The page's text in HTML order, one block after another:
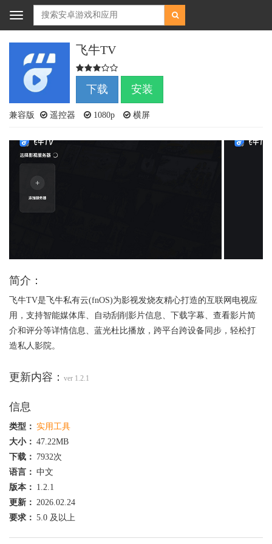
Toggle
navigation
飞牛TV
下载 安装
兼容版 遥控器 1080p 横屏
简介：
飞牛TV是飞牛私有云(fnOS)为影视发烧友精心打造的互联网电视应
用，支持智能媒体库、自动刮削影片信息、下载字幕、查看影片简
介和评分等详情信息、蓝光杜比播放，跨平台跨设备同步，轻松打
造私人影院。
更新内容： ver 1.2.1
信息
类型： 实用工具
大小： 47.22MB
下载： 7932次
语言： 中文
版本： 1.2.1
更新： 2026.02.24
要求： 5.0 及以上